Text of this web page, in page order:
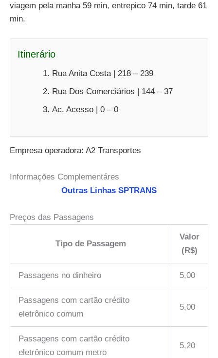
viagem pela manha 59 min, entrepico 74 min, tarde 61
min.
Itinerário
Rua Anita Costa | 218 – 239
Rua Dos Comerciários | 144 – 37
Ac. Acesso | 0 – 0
Empresa operadora: A2 Transportes
Informações Complementáres
Outras Linhas SPTRANS
Preços das Passagens
Tipo de Passagem
Valor
(R$)
Passagens no dinheiro 5,00
Passagens com cartão crédito
eletrônico comum
5,00
Passagens com cartão crédito
eletrônico comum metro
5,20